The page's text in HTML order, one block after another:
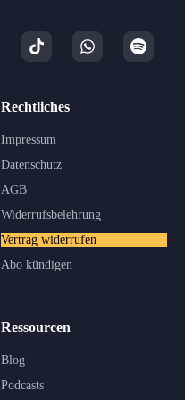
Ressourcen
Blog
Podcasts
Rechtliches
Impressum
Datenschutz
AGB
Widerrufsbelehrung
Vertrag widerrufen
Abo kündigen